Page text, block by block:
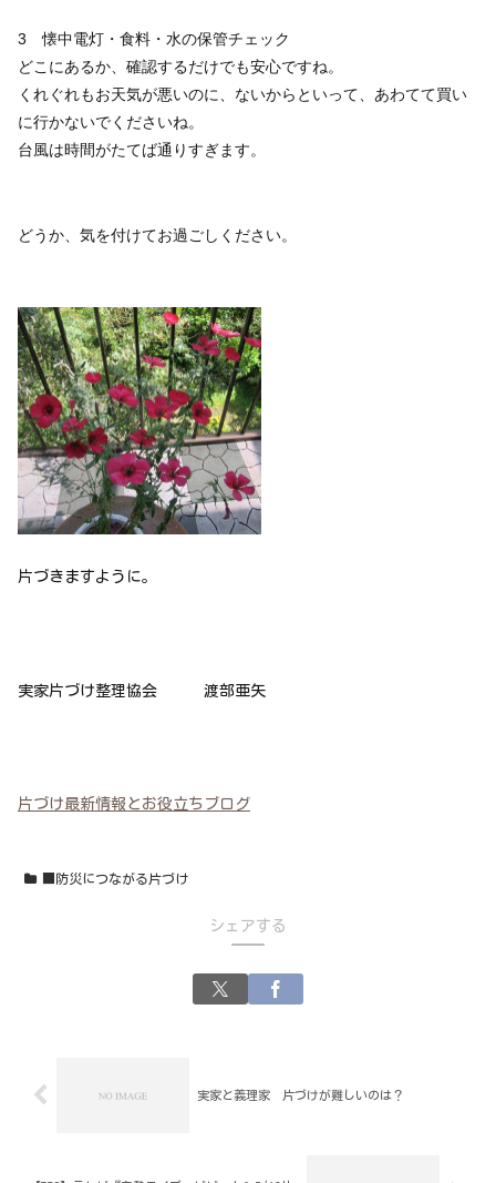
3 懐中電灯・食料・水の保管チェック
どこにあるか、確認するだけでも安心ですね。
くれぐれもお天気が悪いのに、ないからといって、あわてて買い
に行かないでくださいね。
台風は時間がたてば通りすぎます。
どうか、気を付けてお過ごしください。
片づきますように。
実家片づけ整理協会 渡部亜矢
片づけ最新情報とお役立ちブログ
■防災につながる片づけ
シェアする
実家と義理家 片づけが難しいのは？